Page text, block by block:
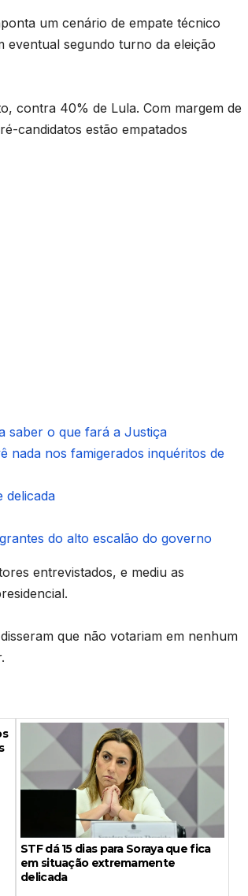
um cenário de empate técnico
eventual segundo turno da eleição
contra 40% de Lula. Com margem de
candidatos estão empatados
saber o que fará a Justiça
nada nos famigerados inquéritos de
delicada
do alto escalão do governo
entrevistados, e mediu as
que não votariam em nenhum
STF dá 15 dias para Soraya que fica
em situação extremamente
delicada